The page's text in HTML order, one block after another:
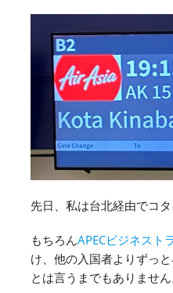
先日、私は台北経由でコ
もちろんAPECビジネスト
け、他の入国者よりずっ
とは言うまでもありません